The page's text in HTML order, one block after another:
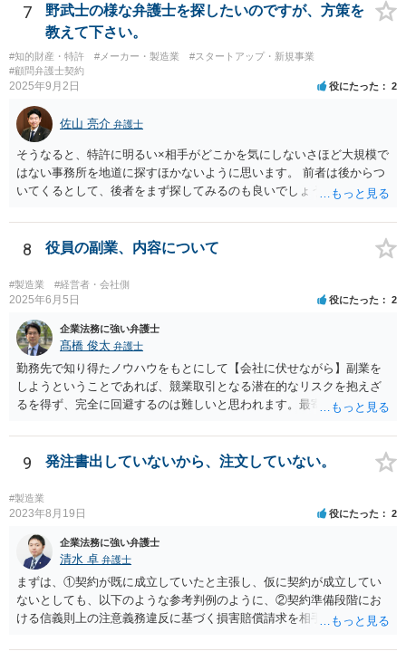
ことで交渉が整理されることもあります。 もっとも、株主が単に「会
社に買い取ってほしい」と希望しているだけでは、会社に当然の買取
義務が生じるわけではありません。非上場会社の株式に譲渡制限が付
されている場合には、会社法136条に基づき、第三者への株式譲渡につ
いて会社に承認を求める「譲渡承認請求」という手続との関係が問題
は会社が指定する者が当該株式を買い取るべき者として指定されるこ
とになり、その中で株式買取の問題が生じることがあります。 そのた
め、会社との価格交渉がまとまらない場合には、第三者への譲渡を前
提とした譲渡承認請求という手続を検討する余地があるかどうかを含
めて整理することになります。もっとも、具体的な対応は、定款の内
た検討が必要となります。 （会社側から見た手続等については、拙筆
ではありますが、下記が参考になるかもしれません。 https://keiyaku-
watch.jp/chokoben/media/transfer-restrictedstock） なお、弁護士を探
す場合の検索ワードとしては、「会社法 弁護士」「企業法務 弁護
士」「株式買取 弁護士」「株式評価 弁護士」「少数株主 弁護
分野に含まれることが多いため、企業法務や会社法を取り扱っている
弁護士を探すのが一般的でしょう。
7
野武士の様な弁護士を探したいのですが、方策を
教えて下さい。
#知的財産・特許 #メーカー・製造業
#スタートアップ・新規事業
#顧問弁護士契約
2025年9月2日 役にたった 2
佐山 亮介 弁護士
そうなると、特許に明るい×相手がどこかを気にしないさほど大規模で
はない事務所を地道に探すほかないように思います。 前者は後からつ
いてくるとして、後者をまず探してみるのも良いでしょう。
8 役員の副業、内容について
#製造業 #経営者・会社側
2025年6月5日 役にたった 2
企業法務に強い弁護士
髙橋 俊太 弁護士
勤務先で知り得たノウハウをもとにして【会社に伏せながら】副業を
しようということであれば、競業取引となる潜在的なリスクを抱えざ
るを得ず、完全に回避するのは難しいと思われます。最寄りの弁護士
たします。
9 発注書出していないから、注文していない。
#製造業
2023年8月19日 役にたった 2
企業法務に強い弁護士
清水 卓 弁護士
まずは、①契約が既に成立していたと主張し、仮に契約が成立してい
ないとしても、以下のような参考判例のように、②契約準備段階にお
ける信義則上の注意義務違反に基づく損害賠償請求を相手会社にして
旨】 https://www.courts.go.jp/app/hanrei_jp/detail2?id=34183 「ＸがＡ